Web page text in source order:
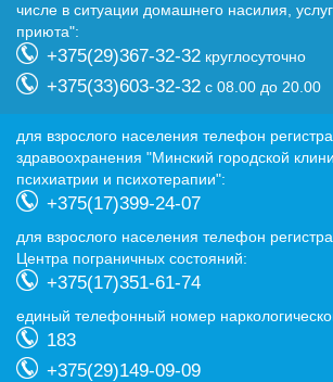
числе в ситуации домашнего насилия,
приюта":
+375(29)367-32-32 круглосуточно
+375(33)603-32-32 с 08.00 до 20.00
для взрослого населения телефон
здравоохранения "Минский городской
психиатрии и психотерапии":
+375(17)399-24-07
для взрослого населения телефон
Центра пограничных состояний:
+375(17)351-61-74
eдиный телефонный номер
183
+375(29)149-09-09